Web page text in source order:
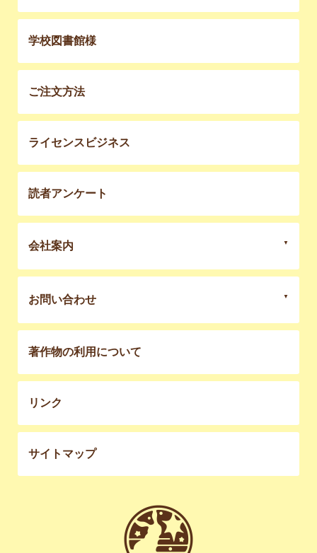
学校図書館様
ご注文方法
ライセンスビジネス
読者アンケート
会社案内
お問い合わせ
著作物の利用について
リンク
サイトマップ